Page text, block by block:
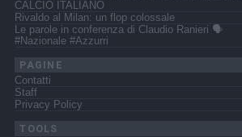
CALCIO ITALIANO
Rivaldo al Milan: un flop colossale
Le parole in conferenza di Claudio Ranieri 🗣️
#Nazionale #Azzurri
PAGINE
Contatti
Staff
Privacy Policy
TOOLS